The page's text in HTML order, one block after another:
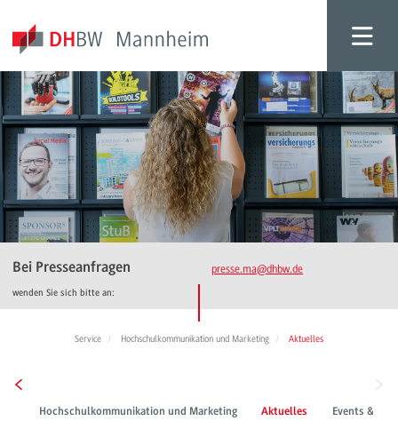
Bei Presseanfragen
wenden Sie sich bitte an:
presse.ma@dhbw.de
Service Hochschulkommunikation und Marketing Aktuelles
Hochschulkommunikation und Marketing Aktuelles Events &